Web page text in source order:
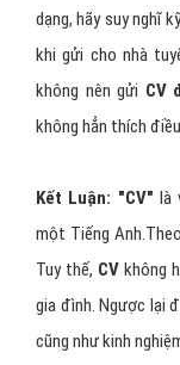
dạng, hãy suy nghĩ
khi gửi cho nhà
không nên gửi CV
không hẳn thích
Kết Luận: "CV" là
một Tiếng
Tuy thế, CVkhông
gia đình. Ngược lại
cũng như kinh